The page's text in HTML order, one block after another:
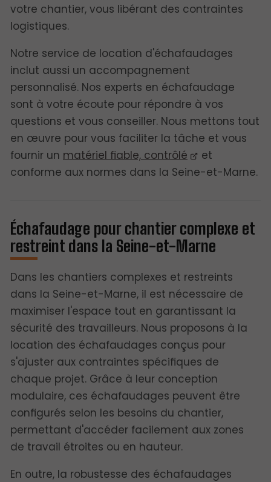
votre chantier, vous libérant des contraintes
logistiques.
Notre service de location d'échafaudages
inclut aussi un accompagnement
personnalisé. Nos experts en échafaudage
sont à votre écoute pour répondre à vos
questions et vous conseiller. Nous mettons tout
en œuvre pour vous faciliter la tâche et vous
fournir un matériel fiable, contrôlé
et
conforme aux normes dans la Seine-et-Marne.
Échafaudage pour chantier complexe et
restreint dans la Seine-et-Marne
Dans les chantiers complexes et restreints
dans la Seine-et-Marne, il est nécessaire de
maximiser l'espace tout en garantissant la
sécurité des travailleurs. Nous proposons à la
location des échafaudages conçus pour
s'ajuster aux contraintes spécifiques de
chaque projet. Grâce à leur conception
modulaire, ces échafaudages peuvent être
configurés selon les besoins du chantier,
permettant d'accéder facilement aux zones
de travail étroites ou en hauteur.
En outre, la robustesse des échafaudages